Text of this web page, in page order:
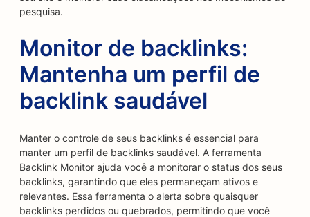
pesquisa.
Monitor de backlinks:
Mantenha um perfil de
backlink saudável
Manter o controle de seus backlinks é essencial para
manter um perfil de backlinks saudável. A ferramenta
Backlink Monitor ajuda você a monitorar o status dos seus
backlinks, garantindo que eles permaneçam ativos e
relevantes. Essa ferramenta o alerta sobre quaisquer
backlinks perdidos ou quebrados, permitindo que você